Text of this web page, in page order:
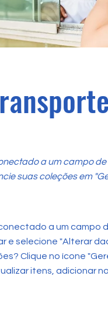
a um campo
suas coleções em
a um campo
e selecione "Alterar
Clique no ícone
itens, adicionar